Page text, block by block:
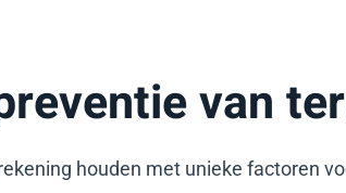
van
houden met unieke factoren